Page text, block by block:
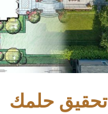
تحقيق حلمك